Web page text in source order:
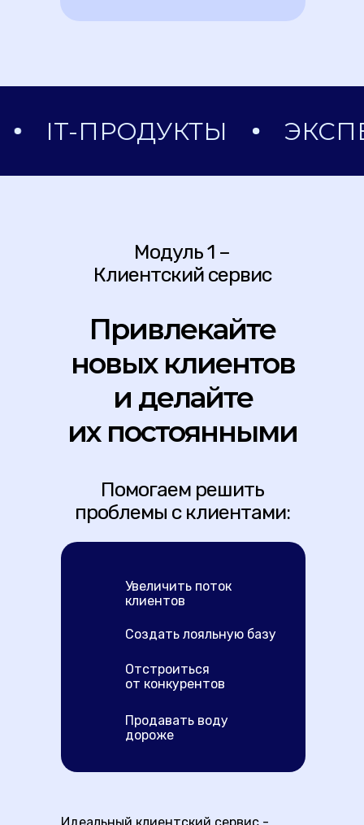
IT-ПРОДУКТЫ
Увеличить поток
клиентов
Привлекайте
новых клиентов
и делайте
их постоянными
Создать лояльную базу
Модуль 1 –
Клиентский сервис
Отстроиться
от конкурентов
Помогаем решить
проблемы с клиентами:
Продавать воду
дороже